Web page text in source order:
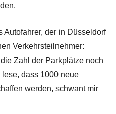
Autofahrer, der in Düsseldorf
Verkehrsteilnehmer:
Zahl der Parkplätze noch
dass 1000 neue
werden, schwant mir